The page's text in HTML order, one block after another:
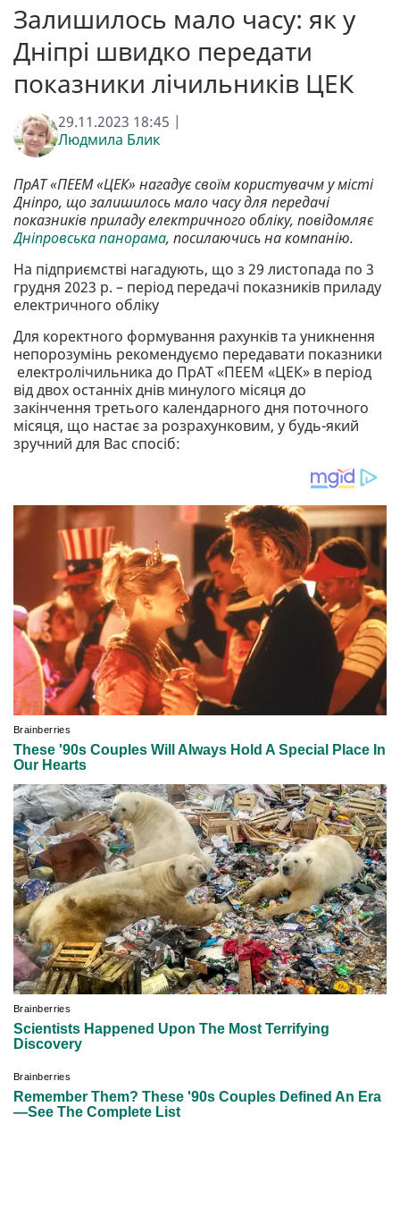
Залишилось мало часу: як у
Дніпрі швидко передати
показники лічильників ЦЕК
29.11.2023 18:45 |
Людмила Блик
ПрАТ «ПЕЕМ «ЦЕК» нагадує своїм користувачм у місті
Дніпро, що залишилось мало часу для передачі
показників приладу електричного обліку, повідомляє
Дніпровська панорама, посилаючись на компанію.
На підприємстві нагадують, що з 29 листопада по 3
грудня 2023 р. – період передачі показників приладу
електричного обліку
Для коректного формування рахунків та уникнення
непорозумінь рекомендуємо передавати показники
електролічильника до ПрАТ «ПЕЕМ «ЦЕК» в період
від двох останніх днів минулого місяця до
закінчення третього календарного дня поточного
місяця, що настає за розрахунковим, у будь-який
зручний для Вас спосіб: